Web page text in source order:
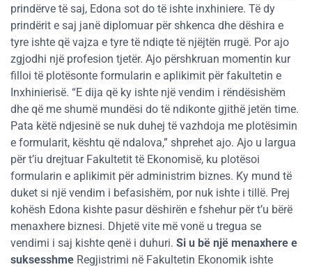
prindërve të saj, Edona sot do të ishte inxhiniere. Të dy
prindërit e saj janë diplomuar për shkenca dhe dëshira e
tyre ishte që vajza e tyre të ndiqte të njëjtën rrugë. Por ajo
zgjodhi një profesion tjetër. Ajo përshkruan momentin kur
filloi të plotësonte formularin e aplikimit për fakultetin e
Inxhinierisë. “E dija që ky ishte një vendim i rëndësishëm
dhe që me shumë mundësi do të ndikonte gjithë jetën time.
Pata këtë ndjesinë se nuk duhej të vazhdoja me plotësimin
e formularit, kështu që ndalova,” shprehet ajo. Ajo u largua
për t’iu drejtuar Fakultetit të Ekonomisë, ku plotësoi
formularin e aplikimit për administrim biznes. Ky mund të
duket si një vendim i befasishëm, por nuk ishte i tillë. Prej
kohësh Edona kishte pasur dëshirën e fshehur për t’u bërë
menaxhere biznesi. Dhjetë vite më vonë u tregua se
vendimi i saj kishte qenë i duhuri. Si u bë një menaxhere e
suksesshme Regjistrimi në Fakultetin Ekonomik ishte